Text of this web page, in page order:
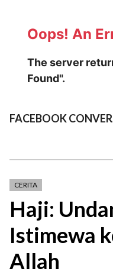
FACEBOOK
CERITA
Haji:
Istimewa
Allah